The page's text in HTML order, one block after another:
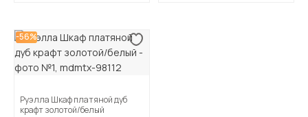
-56%
Руэлла Шкаф платяной дуб
крафт золотой/белый